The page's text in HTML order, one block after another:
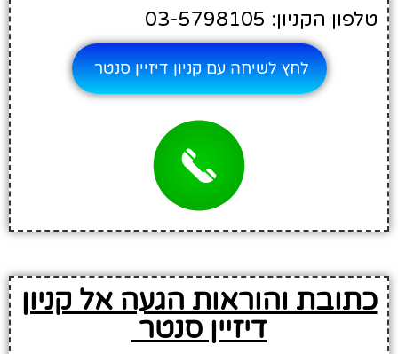
טלפון הקניון: 03-5798105
לחץ לשיחה עם קניון דיזיין סנטר
כתובת והוראות הגעה אל קניון
דיזיין סנטר